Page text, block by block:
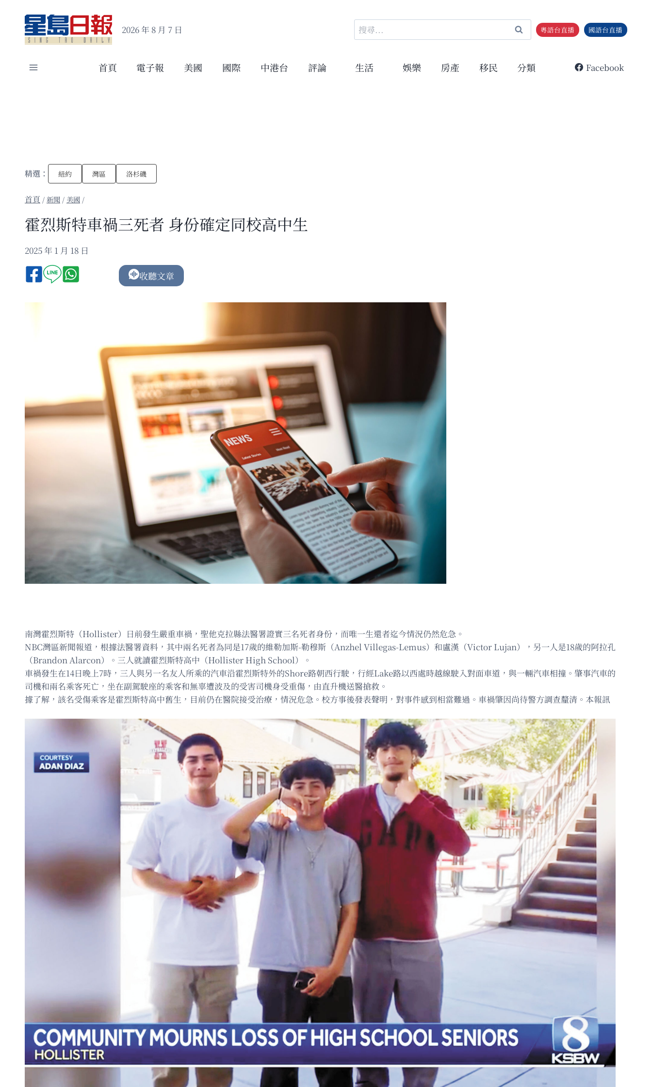
content
2026 年 8 月 7 日
搜
尋
鍵
粵語台直播 國語台直播
首頁 電子報 美國 國際 中港台 評論 生活 娛樂 房產 移民 分類 Facebook
精選： 紐約 灣區 洛杉磯
/新聞 / 美國 /
霍烈斯特車禍三死者 身份確定同校高中生
2025 年 1 月 18 日
收聽文章
南灣霍烈斯特（Hollister）日前發生嚴重車禍，聖他克拉縣法醫署證實三名死者身份，而唯一生還者迄今情況仍然危急。
NBC灣區新聞報道，根據法醫署資料，其中兩名死者為同是17歲的維勒加斯-勒穆斯（Anzhel Villegas-Lemus）和盧漢（Victor Lujan），另一人是18歲的阿拉孔
（Brandon Alarcon）。三人就讀霍烈斯特高中（Hollister High School）。
車禍發生在14日晚上7時，三人與另一名友人所乘的汽車沿霍烈斯特外的Shore路朝西行駛，行經Lake路以西處時越線駛入對面車道，與一輛汽車相撞。肇事汽車的
司機和兩名乘客死亡，坐在副駕駛座的乘客和無辜遭波及的受害司機身受重傷，由直升機送醫搶救。
據了解，該名受傷乘客是霍烈斯特高中舊生，目前仍在醫院接受治療，情況危急。校方事後發表聲明，對事件感到相當難過。車禍肇因尚待警方調查釐清。本報訊